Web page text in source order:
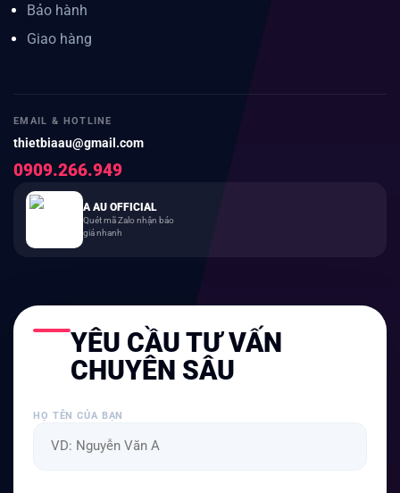
Bảo hành
Giao hàng
EMAIL & HOTLINE
thietbiaau@gmail.com
0909.266.949
A AU OFFICIAL
Quét mã Zalo nhận báo
giá nhanh
YÊU CẦU TƯ VẤN
CHUYÊN SÂU
HỌ TÊN CỦA BẠN